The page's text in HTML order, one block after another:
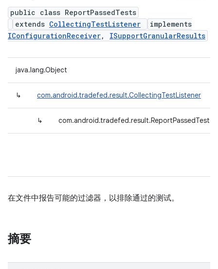
public class ReportPassedTests
extends CollectingTestListener
implements
IConfigurationReceiver, ISupportGranularResults
java.lang.Object
↳ com.android.tradefed.result.CollectingTestListener
↳ com.android.tradefed.result.ReportPassedTests
在文件中报告可能的过滤器，以排除通过的测试。
摘要